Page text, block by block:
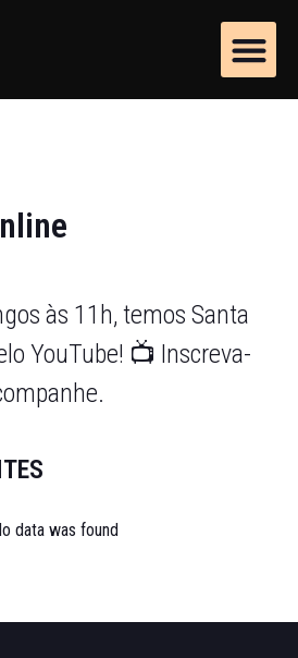
às 11h, temos Santa
YouTube! 📺 Inscreva-
data was found